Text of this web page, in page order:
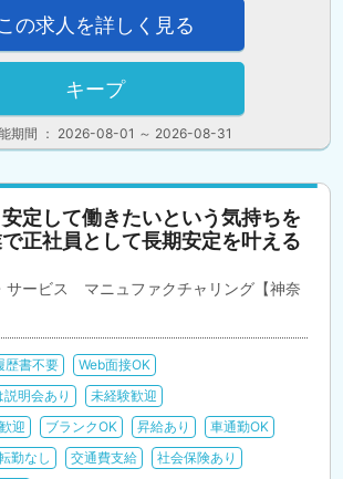
期間 ： 2026-08-01 ～ 2026-08-31
の求人を詳しく見る
キープ
定して働きたいという気持ちを
正社員として長期安定を叶える
サービス マニュファクチャリング【神奈
歴書不要
Web面接OK
明会あり
未経験歓迎
迎
ブランクOK 昇給あり
車通勤OK
勤なし 交通費支給
社会保険あり